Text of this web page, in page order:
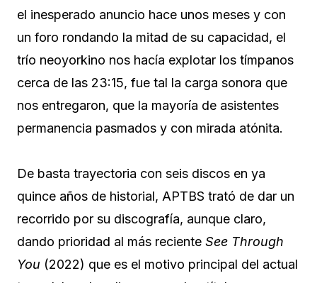
el inesperado anuncio hace unos meses y con
un foro rondando la mitad de su capacidad, el
trío neoyorkino nos hacía explotar los tímpanos
cerca de las 23:15, fue tal la carga sonora que
nos entregaron, que la mayoría de asistentes
permanencia pasmados y con mirada atónita.
De basta trayectoria con seis discos en ya
quince años de historial, APTBS trató de dar un
recorrido por su discografía, aunque claro,
dando prioridad al más reciente See Through
You (2022) que es el motivo principal del actual